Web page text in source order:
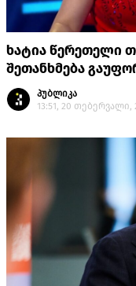
ხატია წერეთელი
შეთანხმება
პუბლიკა
13:51, 20 თებერვალი,